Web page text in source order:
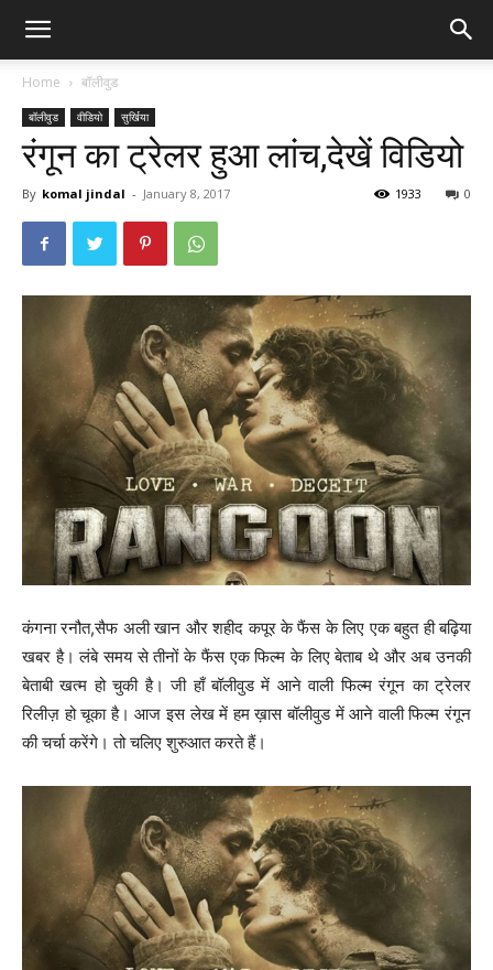
Home बॉलीवुड
बॉलीवुड वीडियो सुर्खिया
रंगून का ट्रेलर हुआ लांच,देखें विडियो
By komal jindal - January 8, 2017 0
1933
कंगना रनौत,सैफ अली खान और शहीद कपूर के फैंस के लिए एक बहुत ही बढ़िया
खबर है। लंबे समय से तीनों के फैंस एक फिल्म के लिए बेताब थे और अब उनकी
बेताबी खत्म हो चुकी है। जी हाँ बॉलीवुड में आने वाली फिल्म रंगून का ट्रेलर
रिलीज़ हो चूका है। आज इस लेख में हम ख़ास बॉलीवुड में आने वाली फिल्म रंगून
की चर्चा करेंगे। तो चलिए शुरुआत करते हैं।